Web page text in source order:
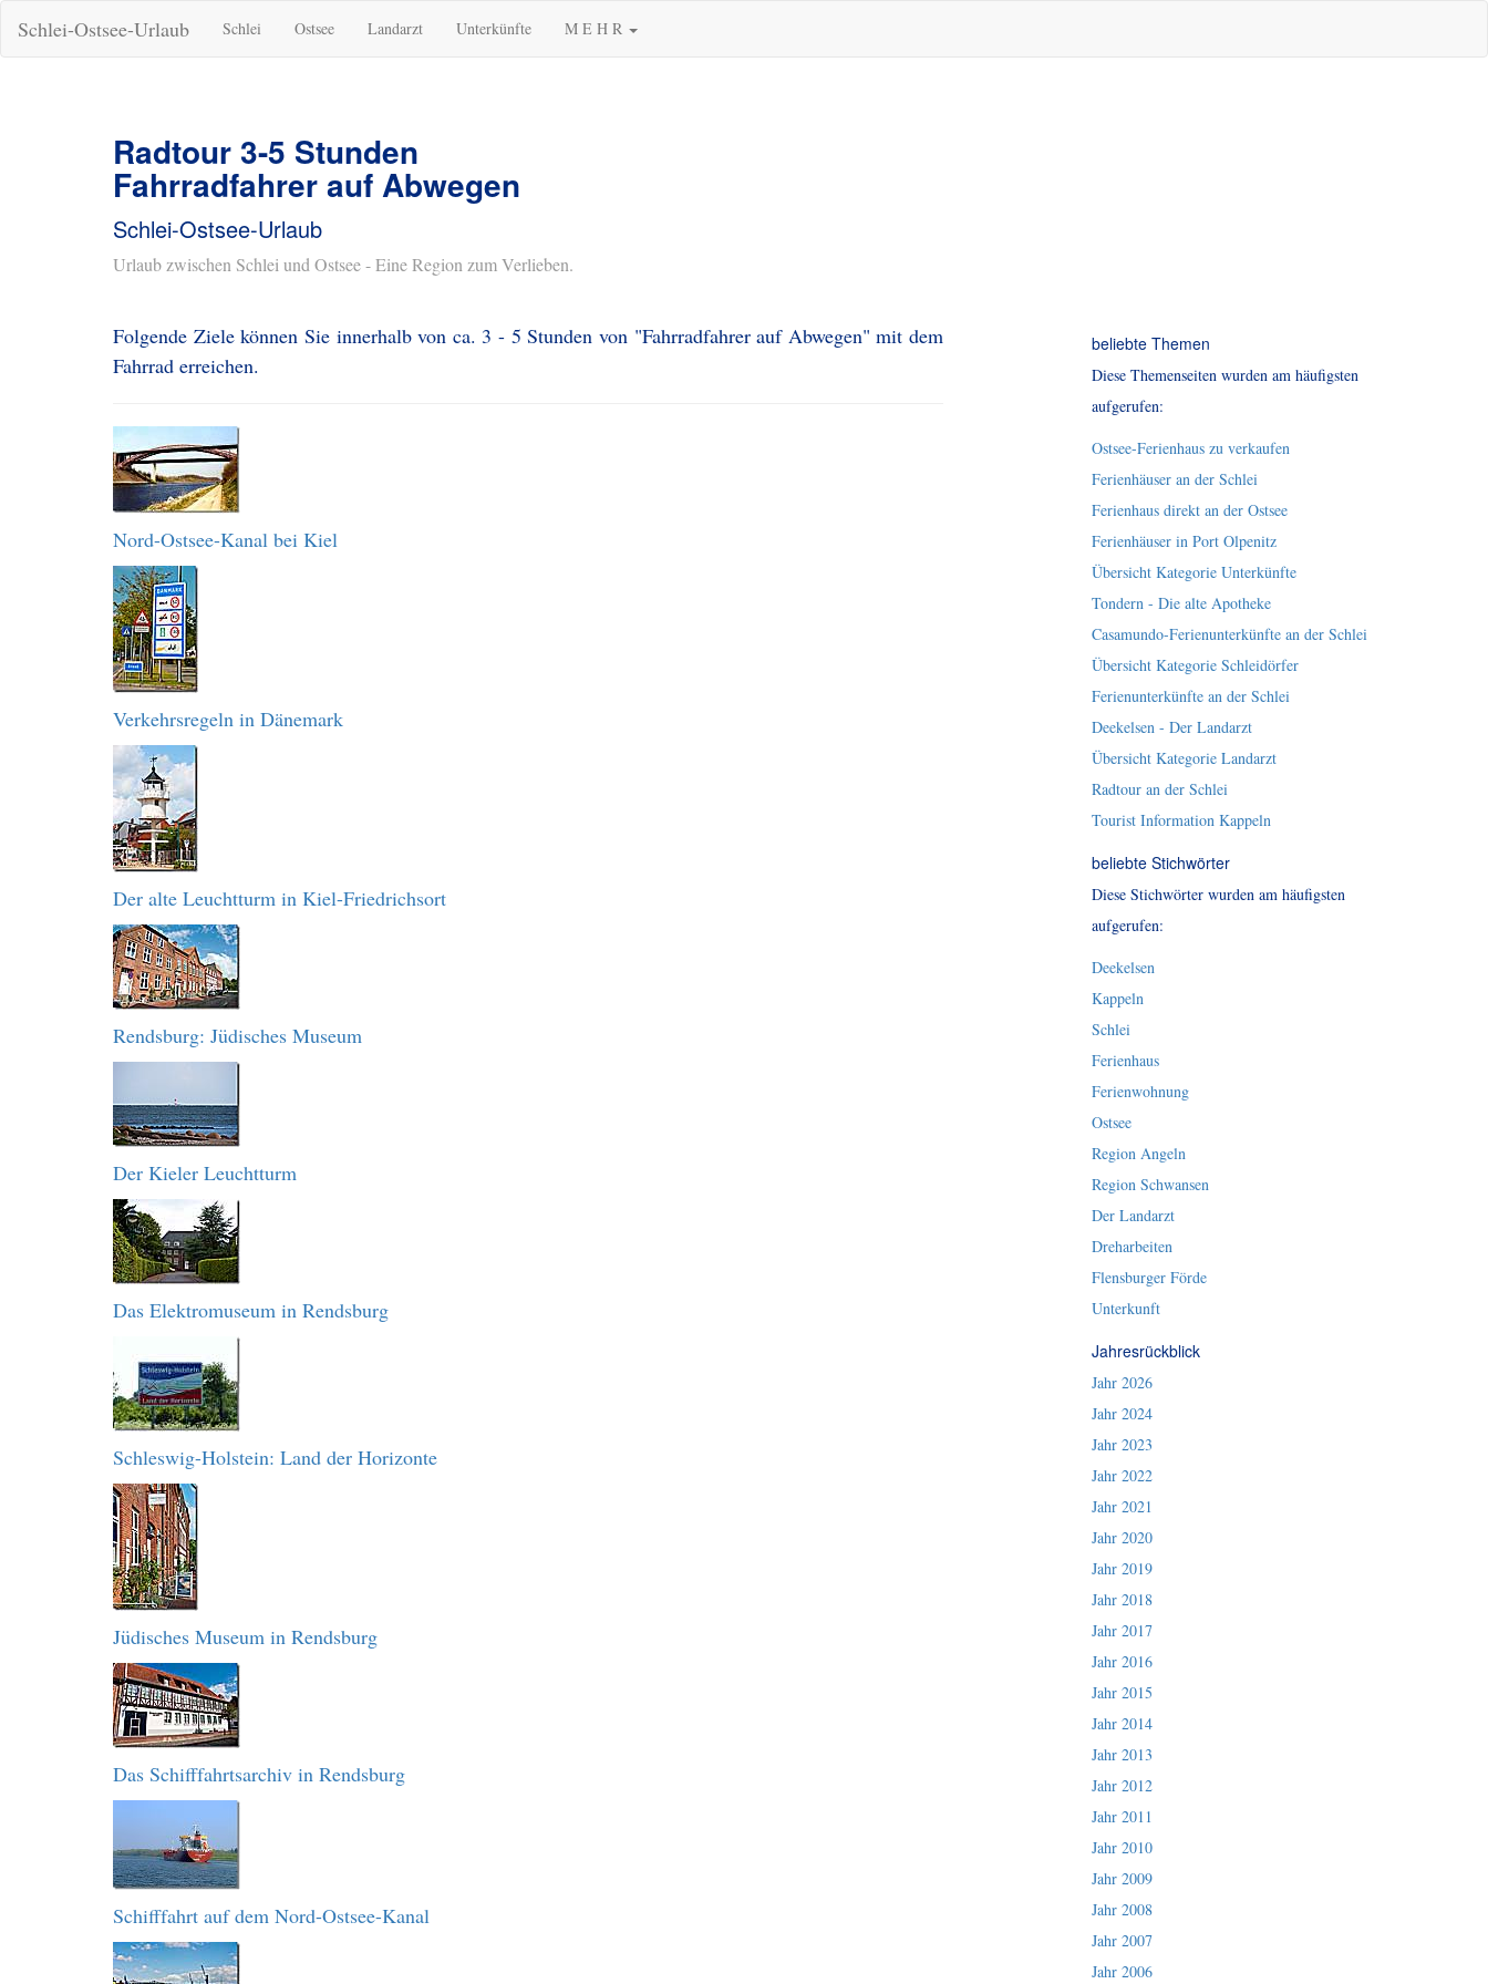
Schlei-Ostsee-Urlaub Schlei Ostsee Landarzt Unterkünfte M E H R
Radtour 3-5 Stunden
Fahrradfahrer auf Abwegen
Schlei-Ostsee-Urlaub
Urlaub zwischen Schlei und Ostsee - Eine Region zum Verlieben.
Folgende Ziele können Sie innerhalb von ca. 3 - 5 Stunden von "Fahrradfahrer auf Abwegen" mit dem
Fahrrad erreichen.
Nord-Ostsee-Kanal bei Kiel
Verkehrsregeln in Dänemark
Der alte Leuchtturm in Kiel-Friedrichsort
Rendsburg: Jüdisches Museum
Der Kieler Leuchtturm
Das Elektromuseum in Rendsburg
Schleswig-Holstein: Land der Horizonte
Jüdisches Museum in Rendsburg
Das Schifffahrtsarchiv in Rendsburg
Schifffahrt auf dem Nord-Ostsee-Kanal
beliebte Themen
Diese Themenseiten wurden am häufigsten
aufgerufen:
Ostsee-Ferienhaus zu verkaufen
Ferienhäuser an der Schlei
Ferienhaus direkt an der Ostsee
Ferienhäuser in Port Olpenitz
Übersicht Kategorie Unterkünfte
Tondern - Die alte Apotheke
Casamundo-Ferienunterkünfte an der Schlei
Übersicht Kategorie Schleidörfer
Ferienunterkünfte an der Schlei
Deekelsen - Der Landarzt
Übersicht Kategorie Landarzt
Radtour an der Schlei
Tourist Information Kappeln
beliebte Stichwörter
Diese Stichwörter wurden am häufigsten
aufgerufen:
Deekelsen
Kappeln
Schlei
Ferienhaus
Ferienwohnung
Ostsee
Region Angeln
Region Schwansen
Der Landarzt
Dreharbeiten
Flensburger Förde
Unterkunft
Jahresrückblick
Jahr 2026
Jahr 2024
Jahr 2023
Jahr 2022
Jahr 2021
Jahr 2020
Jahr 2019
Jahr 2018
Jahr 2017
Jahr 2016
Jahr 2015
Jahr 2014
Jahr 2013
Jahr 2012
Jahr 2011
Jahr 2010
Jahr 2009
Jahr 2008
Jahr 2007
Jahr 2006